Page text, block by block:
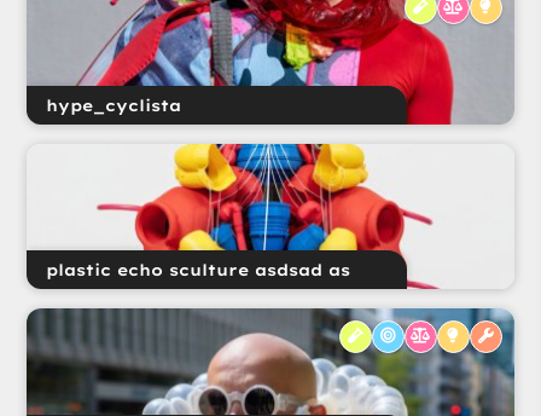
hype_cyclista
plastic echo sculture asdsad as